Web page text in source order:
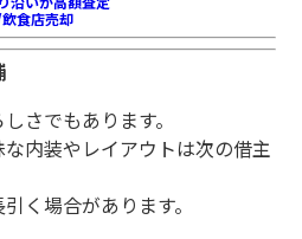
食店売却
さでもあります。
内装やレイアウトは次の借主
く場合があります。